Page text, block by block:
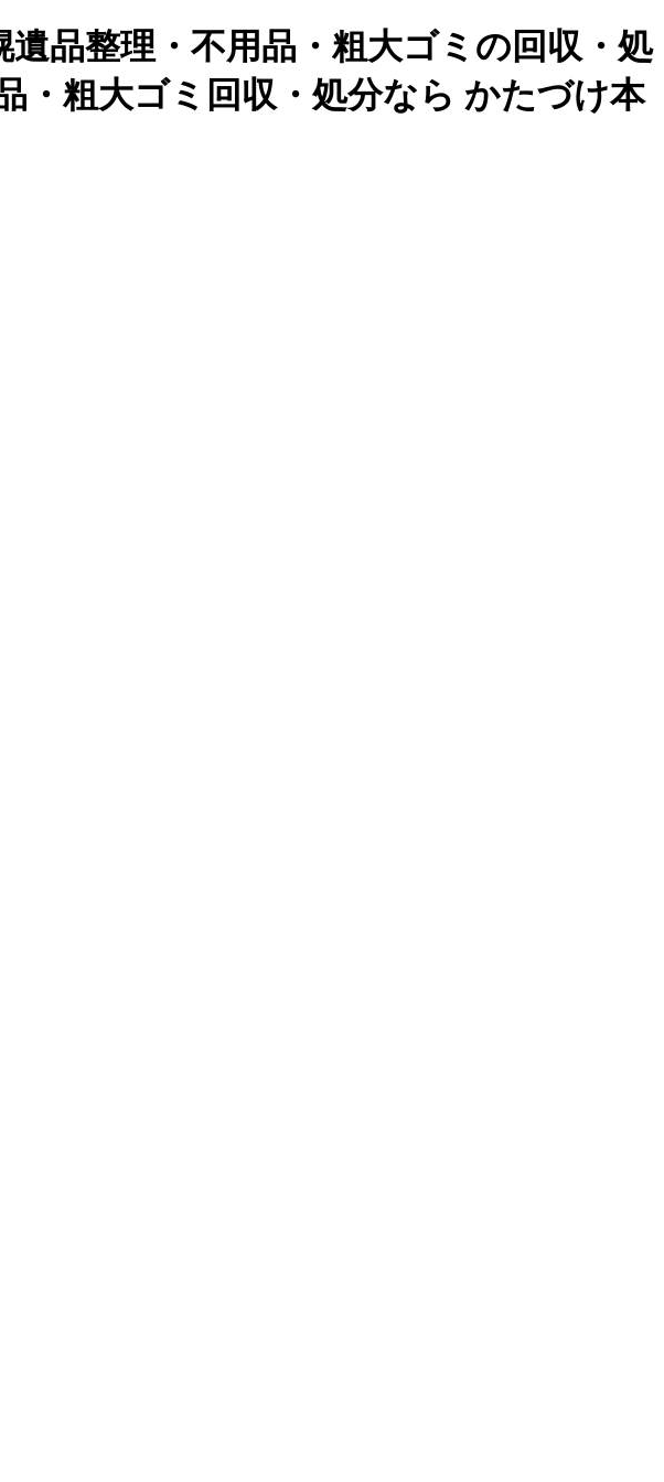
品整理・不用品・粗大ゴミの回収・処
・粗大ゴミ回収・処分なら かたづけ本